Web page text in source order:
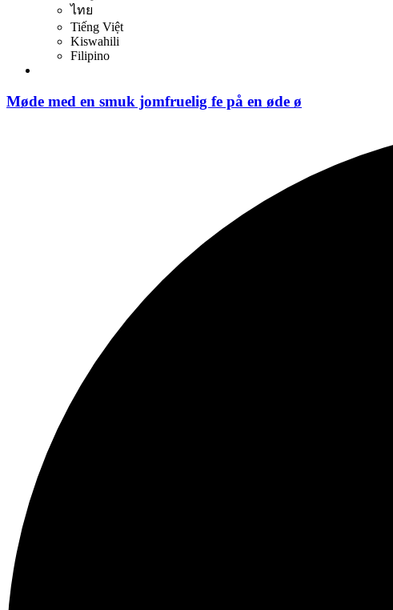
ไทย
Tiếng Việt
Kiswahili
Filipino
Møde med en smuk jomfruelig fe på en øde ø